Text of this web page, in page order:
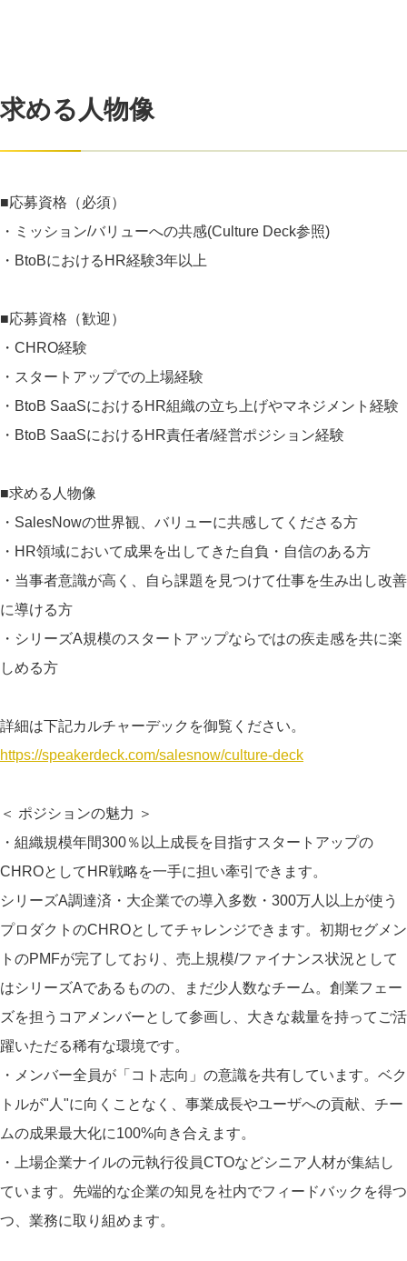
求める人物像
■応募資格（必須）
・ミッション/バリューへの共感(Culture Deck参照)
・BtoBにおけるHR経験3年以上
■応募資格（歓迎）
・CHRO経験
・スタートアップでの上場経験
・BtoB SaaSにおけるHR組織の立ち上げやマネジメント経験
・BtoB SaaSにおけるHR責任者/経営ポジション経験
■求める人物像
・SalesNowの世界観、バリューに共感してくださる方
・HR領域において成果を出してきた自負・自信のある方
・当事者意識が高く、自ら課題を見つけて仕事を生み出し改善
に導ける方
・シリーズA規模のスタートアップならではの疾走感を共に楽
しめる方
詳細は下記カルチャーデックを御覧ください。
https://speakerdeck.com/salesnow/culture-deck
＜ ポジションの魅力 ＞
・組織規模年間300％以上成長を目指すスタートアップの
CHROとしてHR戦略を一手に担い牽引できます。
シリーズA調達済・大企業での導入多数・300万人以上が使う
プロダクトのCHROとしてチャレンジできます。初期セグメン
トのPMFが完了しており、売上規模/ファイナンス状況として
はシリーズAであるものの、まだ少人数なチーム。創業フェー
ズを担うコアメンバーとして参画し、大きな裁量を持ってご活
躍いただる稀有な環境です。
・メンバー全員が「コト志向」の意識を共有しています。ベク
トルが"人"に向くことなく、事業成長やユーザへの貢献、チー
ムの成果最大化に100%向き合えます。
・上場企業ナイルの元執行役員CTOなどシニア人材が集結し
ています。先端的な企業の知見を社内でフィードバックを得つ
つ、業務に取り組めます。